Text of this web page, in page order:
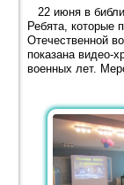
22 июня в
Ребята, которые
Отечественной
показана видео-
военных лет.